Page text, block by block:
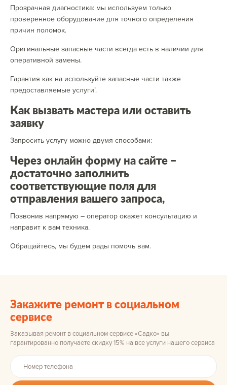
Прозрачная диагностика: мы используем только
проверенное оборудование для точного определения
причин поломок.
Оригинальные запасные части всегда есть в наличии для
оперативной замены.
Гарантия как на используйте запасные части также
предоставляемые услуги’.
Как вызвать мастера или оставить
заявку
Запросить услугу можно двумя способами:
Через онлайн форму на сайте –
достаточно заполнить
соответствующие поля для
отправления вашего запроса,
Позвонив напрямую – оператор окажет консультацию и
направит к вам техника.
Обращайтесь, мы будем рады помочь вам.
Закажите ремонт в социальном
сервисе
Заказывая ремонт в социальном сервисе «Садко» вы
гарантированно получаете скидку 15% на все услуги нашего сервиса